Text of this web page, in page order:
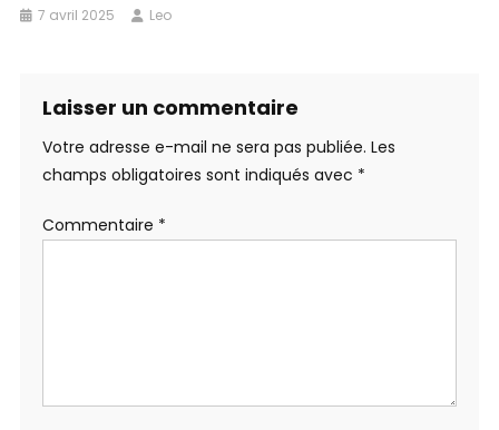
7 avril 2025 Leo
Laisser un commentaire
Votre adresse e-mail ne sera pas publiée. Les
champs obligatoires sont indiqués avec *
Commentaire *